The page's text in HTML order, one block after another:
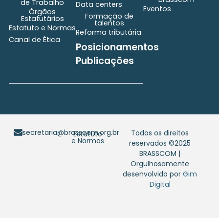
de Trabalho
Órgãos
Estatutários
Estatuto e Normas
Canal de Ética
Data centers
Formação de
talentos
Reforma tributária
Posicionamentos
Publicações
Eventos
Todos os direitos
reservados ©2025
BRASSCOM |
Orgulhosamente
desenvolvido porGim
Digital
secretaria@brasscom.org.br
Estatuto
e Normas